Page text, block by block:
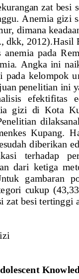
zat besi
Anemia gizi
dimana keadaa
dkk, 2012). Hasil
anemia  pada
ia. Angka  ini
pada  kelompok
penelitian ini
efektifitas
gizi  di  Kota
Kupang. H
diberikan
terhadap
dari  ketiga
tuk  gambaran
gori  cukup
zat besi tertinggi
t Knowle